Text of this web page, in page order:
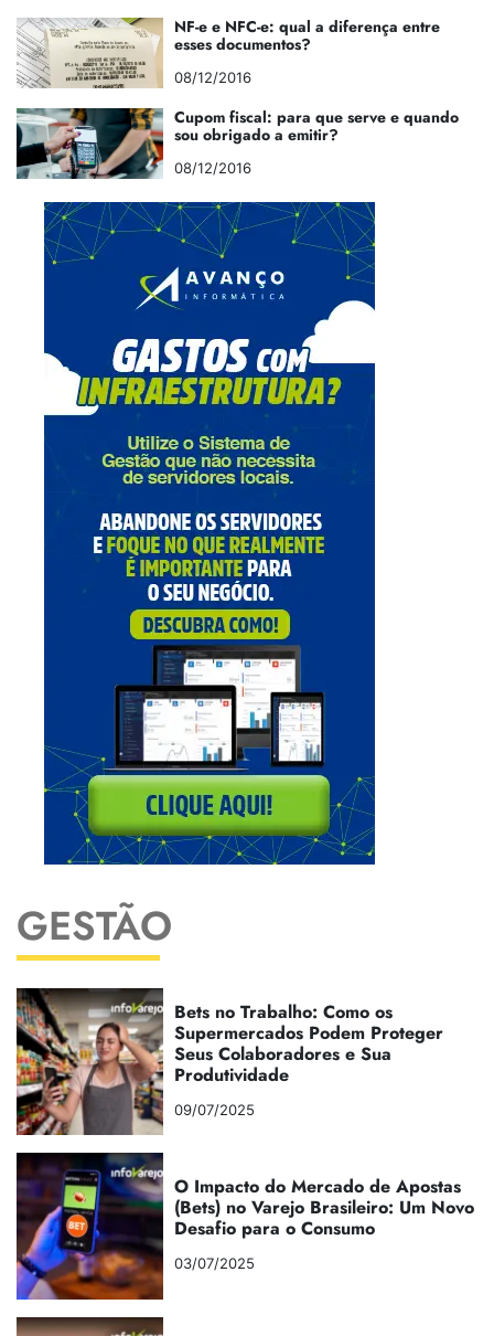
NF-e e NFC-e: qual a diferença entre
esses documentos?
08/12/2016
Cupom fiscal: para que serve e quando
sou obrigado a emitir?
08/12/2016
GESTÃO
Bets no Trabalho: Como os
Supermercados Podem Proteger
Seus Colaboradores e Sua
Produtividade
09/07/2025
O Impacto do Mercado de Apostas
(Bets) no Varejo Brasileiro: Um Novo
Desafio para o Consumo
03/07/2025